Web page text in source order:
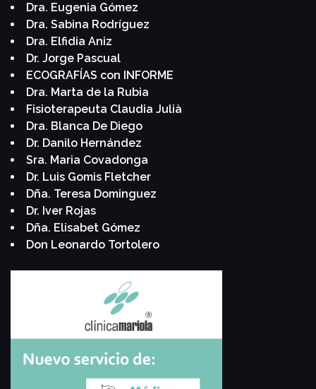
Dra. Eugenia Gómez
Dra. Sabina Rodríguez
Dra. Elfidia Aniz
Dr. Jorge Pascual
ECOGRAFÍAS con INFORME
Dra. Marta de la Rubia
Fisioterapeuta Claudia Julià
Dra. Blanca De Diego
Dr. Danilo Hernández
Sra. Maria Covadonga
Dr. Luis Gomis Fletcher
Dña. Teresa Dominguez
Dr. Iver Rojas
Dña. Elisabet Gómez
Don Leonardo Tortolero